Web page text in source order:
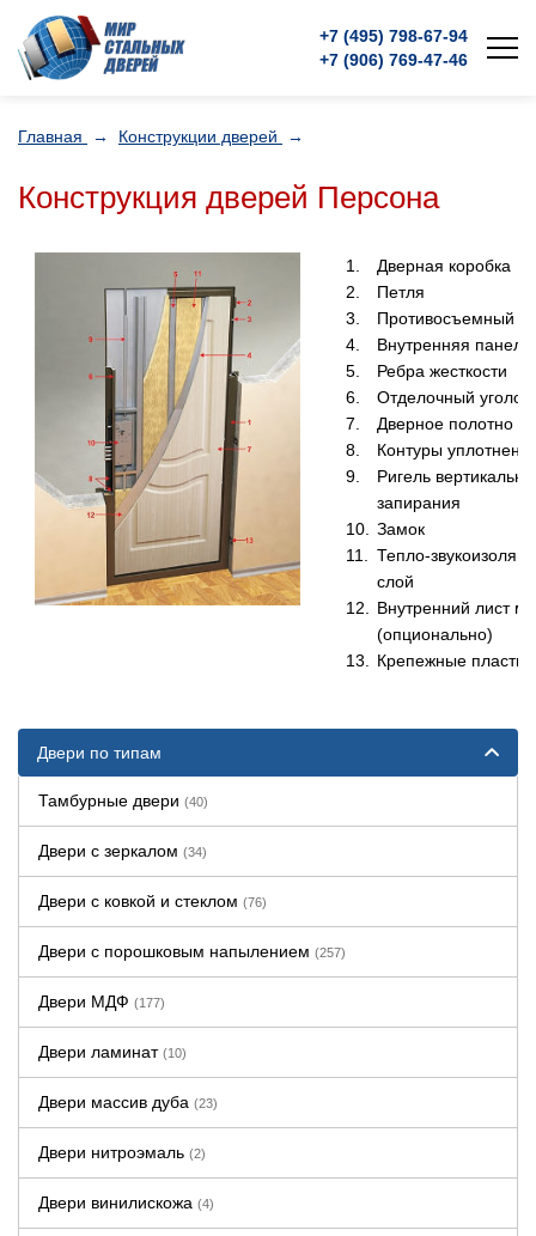
+7 (495) 798-67-94
+7 (906) 769-47-46
Главная → Конструкции дверей →
Конструкция дверей Персона
Дверная коробка
Петля
Противосъемный
Внутренняя панель
Ребра жесткости
Отделочный уголок
Дверное полотно
Контуры
Ригель
запирания
Замок
Тепло-
слой
Внутренний лист
(опционально)
Крепежные
Двери по типам
Тамбурные двери (40)
Двери с зеркалом (34)
Двери с ковкой и стеклом (76)
Двери с порошковым напылением (257)
Двери МДФ (177)
Двери ламинат (10)
Двери массив дуба (23)
Двери нитроэмаль (2)
Двери винилискожа (4)